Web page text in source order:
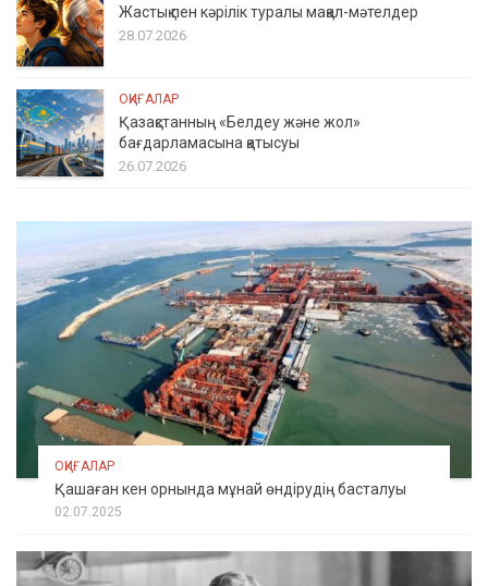
Жастық пен кәрілік туралы мақал-мәтелдер
28.07.2026
ОҚИҒАЛАР
Қазақстанның «Белдеу және жол»
бағдарламасына қатысуы
26.07.2026
ОҚИҒАЛАР
Қашаған кен орнында мұнай өндірудің басталуы
02.07.2025